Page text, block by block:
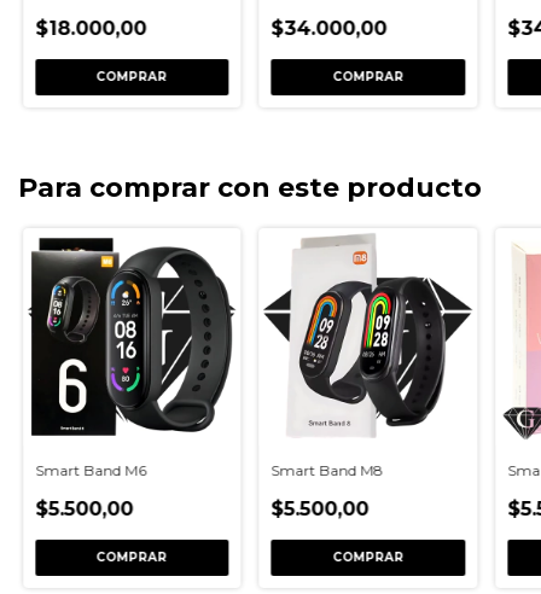
$18.000,00
COMPRAR
$34.000,00
COMPRAR
Para comprar con este producto
Smart Band M6
$5.500,00
COMPRAR
Smart Band M8
$5.500,00
COMPRAR